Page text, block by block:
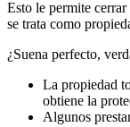
Esto le permite
se trata como
¿Suena perfecto,
La propiedad
obtiene la
Algunos